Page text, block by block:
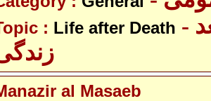
: Life after Death - موت کے بعد
al Masaeb